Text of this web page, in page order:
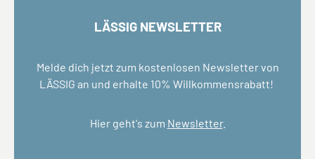
LÄSSIG NEWSLETTER
Melde dich jetzt zum kostenlosen Newsletter von
LÄSSIG an und erhalte 10% Willkommensrabatt!
Hier geht's zum Newsletter.